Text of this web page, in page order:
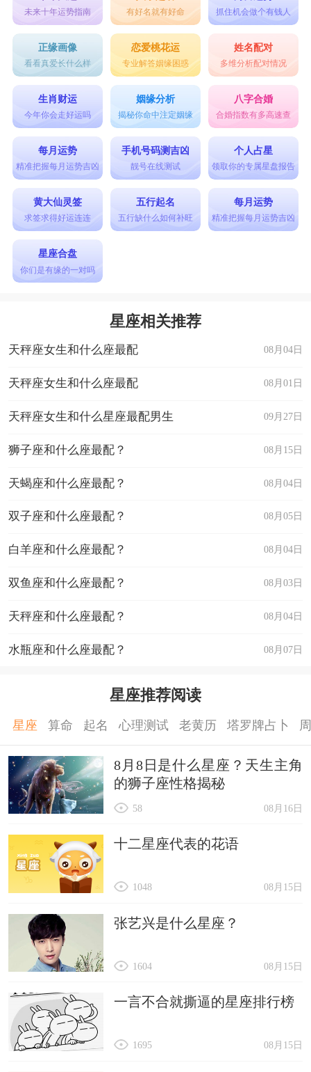
未来十年运势指南 有好名就有好命 抓住机会做个有钱人
正缘画像
看看真爱长什么样
恋爱桃花运
专业解答姻缘困惑
姓名配对
多维分析配对情况
生肖财运
今年你会走好运吗
姻缘分析
揭秘你命中注定姻缘
八字合婚
合婚指数有多高速查
每月运势
精准把握每月运势吉凶
手机号码测吉凶
靓号在线测试
个人占星
领取你的专属星盘报告
黄大仙灵签
求签求得好运连连
五行起名
五行缺什么如何补旺
每月运势
精准把握每月运势吉凶
星座合盘
你们是有缘的一对吗
星座相关推荐
08月04日
天秤座女生和什么座最配
08月01日
天秤座女生和什么座最配
09月27日
天秤座女生和什么星座最配男生
08月15日
狮子座和什么座最配？
08月04日
天蝎座和什么座最配？
08月05日
双子座和什么座最配？
08月04日
白羊座和什么座最配？
08月03日
双鱼座和什么座最配？
08月04日
天秤座和什么座最配？
08月07日
水瓶座和什么座最配？
星座推荐阅读
星座 算命 起名 心理测试 老黄历 塔罗牌占卜
8月8日是什么星座？天生主角
的狮子座性格揭秘
08月16日
58
十二星座代表的花语
08月15日
1048
张艺兴是什么星座？
08月15日
1604
一言不合就撕逼的星座排行榜
08月15日
1695